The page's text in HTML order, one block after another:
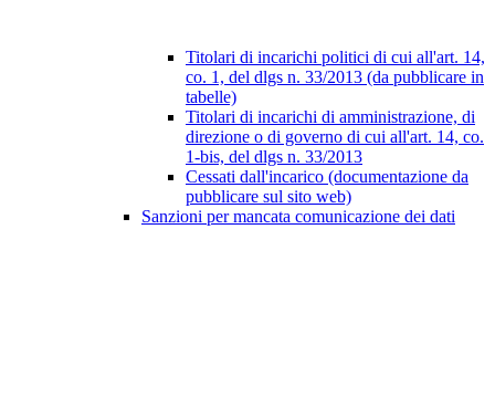
Titolari di incarichi politici di cui all'art. 14,
co. 1, del dlgs n. 33/2013 (da pubblicare in
tabelle)
Titolari di incarichi di amministrazione, di
direzione o di governo di cui all'art. 14, co.
1-bis, del dlgs n. 33/2013
Cessati dall'incarico (documentazione da
pubblicare sul sito web)
Sanzioni per mancata comunicazione dei dati